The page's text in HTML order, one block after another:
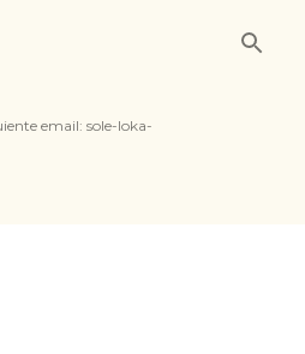
email: sole-loka-